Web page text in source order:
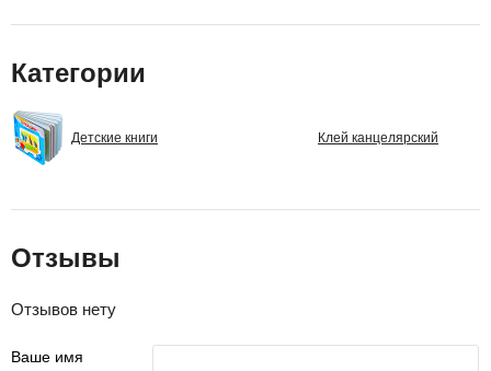
Категории
Детские книги Клей канцелярский
Отзывы
Отзывов нету
Ваше имя